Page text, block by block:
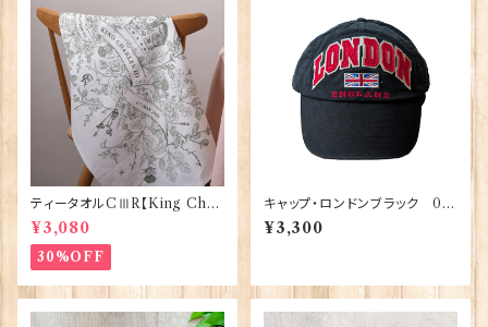
ティータオルCⅢR【King Char
lesⅢ Coronation】Victoria
Eggs 50129
¥3,080
30%OFF
キャップ・ロンドンブラック 00
195
¥3,300